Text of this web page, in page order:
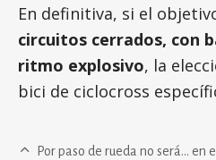
En definitiva, si el
circuitos cerrados, con
ritmo explosivo, la
bici de ciclocross
Por paso de rueda no será… en